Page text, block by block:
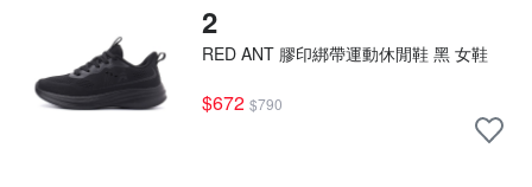
2
RED ANT 膠印綁帶運動休閒鞋 黑 女鞋
$672 $790